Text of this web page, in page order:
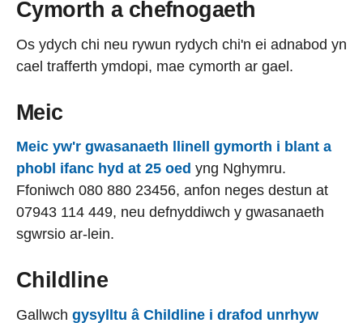
Cymorth a chefnogaeth
Os ydych chi neu rywun rydych chi'n ei adnabod yn
cael trafferth ymdopi, mae cymorth ar gael.
Meic
Meic yw'r gwasanaeth llinell gymorth i blant a
phobl ifanc hyd at 25 oed yng Nghymru.
Ffoniwch 080 880 23456, anfon neges destun at
07943 114 449, neu defnyddiwch y gwasanaeth
sgwrsio ar-lein.
Childline
Gallwch gysylltu â Childline i drafod unrhyw